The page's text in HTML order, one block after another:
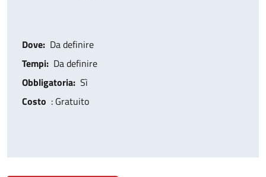
Dove Da definire
Tempi Da definire
Obbligatoria Sì
Costo : Gratuito